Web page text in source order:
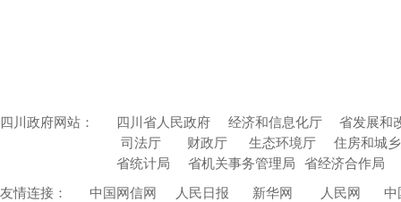
四川政府网站： 四川省人民政府 经济和信息化厅
省发展和
司法厅
财政厅 生态环境厅
住房和城
省统计局
省机关事务管理局 省经济合作局
友情连接： 中国网信网 人民日报 新华网 人民网 中